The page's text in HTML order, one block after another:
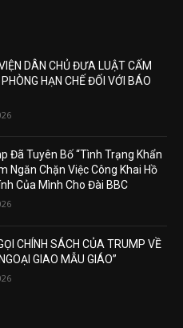
DÂN CHỦ ĐƯA LUẬT CẤM
HẠN CHẾ ĐỐI VỚI BÁO
Đã Tuyên Bố “Tình Trạng Khẩn
Ngăn Chặn Việc Công Khai Hồ
Của Mình Cho Đài BBC
CHÍNH SÁCH CỦA TRUMP VỀ
GIAO MẪU GIÁO”